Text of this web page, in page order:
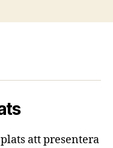
att presentera